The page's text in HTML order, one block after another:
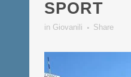
SPORT
in Giovanili Share